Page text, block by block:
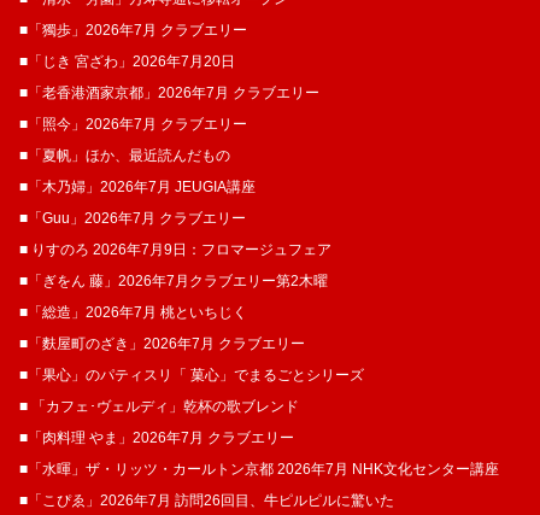
■「獨歩」2026年7月 クラブエリー
■「じき 宮ざわ」2026年7月20日
■「老香港酒家京都」2026年7月 クラブエリー
■「照今」2026年7月 クラブエリー
■「夏帆」ほか、最近読んだもの
■「木乃婦」2026年7月 JEUGIA講座
■「Guu」2026年7月 クラブエリー
■ りすのろ 2026年7月9日：フロマージュフェア
■「ぎをん 藤」2026年7月クラブエリー第2木曜
■「総造」2026年7月 桃といちじく
■「麩屋町のざき」2026年7月 クラブエリー
■「果心」のパティスリ「 菓​心」でまるごとシリーズ
■ 「カフェ･ヴェルディ」乾杯の歌ブレンド
■「肉料理 やま」2026年7月 クラブエリー
■「水暉」ザ・リッツ・カールトン京都 2026年7月 NHK文化センター講座
■「こぴゑ」2026年7月 訪問26回目、牛ピルピルに驚いた